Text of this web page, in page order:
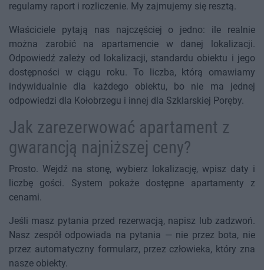
regularny raport i rozliczenie. My zajmujemy się resztą.
Właściciele pytają nas najczęściej o jedno: ile realnie
można zarobić na apartamencie w danej lokalizacji.
Odpowiedź zależy od lokalizacji, standardu obiektu i jego
dostępności w ciągu roku. To liczba, którą omawiamy
indywidualnie dla każdego obiektu, bo nie ma jednej
odpowiedzi dla Kołobrzegu i innej dla Szklarskiej Poręby.
Jak zarezerwować apartament z
gwarancją najniższej ceny?
Prosto. Wejdź na stonę, wybierz lokalizację, wpisz daty i
liczbę gości. System pokaże dostępne apartamenty z
cenami.
Jeśli masz pytania przed rezerwacją, napisz lub zadzwoń.
Nasz zespół odpowiada na pytania — nie przez bota, nie
przez automatyczny formularz, przez człowieka, który zna
nasze obiekty.